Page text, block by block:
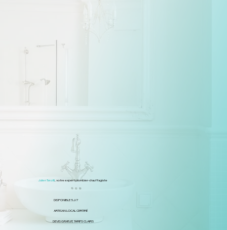
Julien Tanzilli , votre expert plombier-chauffagiste
DISPONIBLE 5J/7
ARTISAN LOCAL CERTIFIÉ
DEVIS GRATUIT, TARIFS CLAIRS